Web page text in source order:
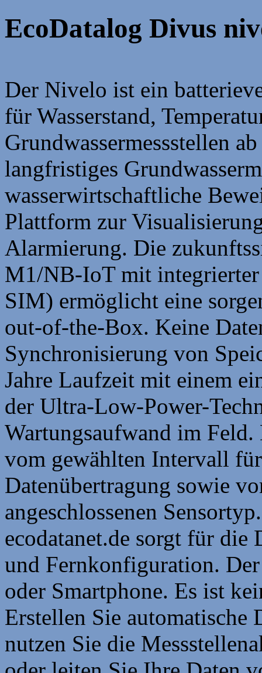
EcoDatalog Divus
Der Nivelo ist ein
für Wasserstand,
Grundwassermessstellen
langfristiges
wasserwirtschaftliche
Plattform zur
Alarmierung. Die
M1/NB-IoT mit
SIM) ermöglicht eine
out-of-the-Box. Keine
Synchronisierung von
Jahre Laufzeit mit einem
der Ultra-Low-Power-
Wartungsaufwand im
vom gewählten Intervall
Datenübertragung sowie
angeschlossenen
ecodatanet.de sorgt für die
und Fernkonfiguration.
oder Smartphone. Es ist
Erstellen Sie
nutzen Sie die